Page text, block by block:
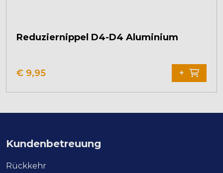
Reduziernippel D4-D4 Aluminium
€ 9,95 +
Kundenbetreuung
Rückkehr